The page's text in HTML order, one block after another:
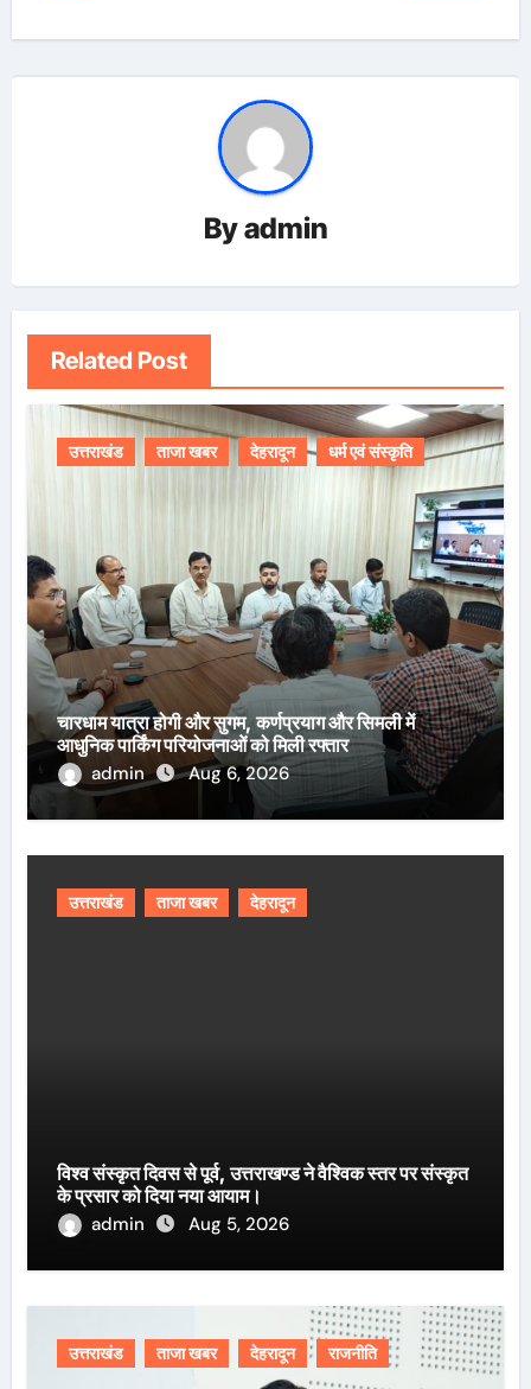
Byadmin
Related Post
उत्तराखंड ताजा खबर देहरादून धर्म एवं संस्कृति
चारधाम यात्रा होगी और सुगम, कर्णप्रयाग और सिमली में
आधुनिक पार्किंग परियोजनाओं को मिली रफ्तार
admin
Aug 6, 2026
उत्तराखंड ताजा खबर देहरादून
विश्व संस्कृत दिवस से पूर्व, उत्तराखण्ड ने वैश्विक स्तर पर संस्कृत
के प्रसार को दिया नया आयाम।
admin
Aug 5, 2026
उत्तराखंड ताजा खबर देहरादून राजनीति